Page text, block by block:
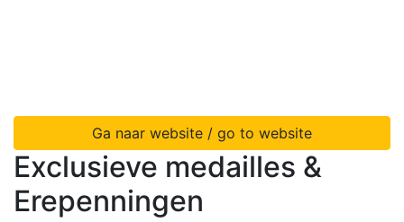
Ga naar website / go to website
Exclusieve medailles &
Erepenningen